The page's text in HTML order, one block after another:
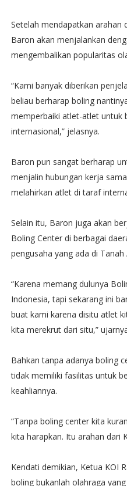
Setelah mendapatkan arahan
Baron akan menjalankan
mengembalikan popularitas
“Kami banyak diberikan
beliau berharap boling
memperbaiki atlet-atlet untuk
internasional,” jelasnya.
Baron pun sangat berharap
menjalin hubungan kerja
melahirkan atlet di taraf
Selain itu, Baron juga akan
Boling Center di berbagai
pengusaha yang ada di Tanah
“Karena memang dulunya
Indonesia, tapi sekarang ini
buat kami karena disitu atlet
kita merekrut dari situ,”
Bahkan tanpa adanya boling
tidak memiliki fasilitas untuk
keahliannya.
“Tanpa boling center kita
kita harapkan. Itu arahan dari
Kendati demikian, Ketua KOI
boling bukanlah olahraga